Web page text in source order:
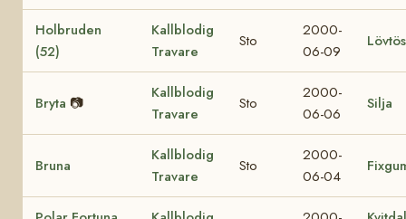
Holbruden
(52)
Kallblodig
Travare
Sto
2000-
06-09
Bryta 📷
Kallblodig
Travare
Sto
2000-
06-06
Silja
Bruna
Kallblodig
Travare
Sto
2000-
06-04